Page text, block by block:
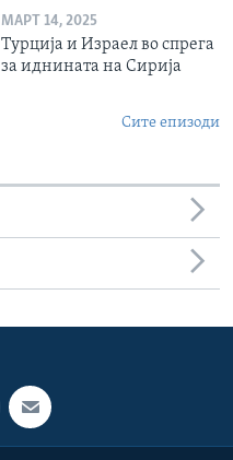
МАРТ 14, 2025
Турција и Израел во спрега
за иднината на Сирија
Сите епизоди